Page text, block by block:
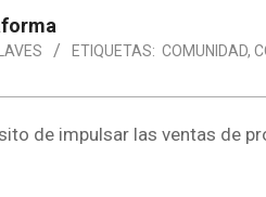
ETIQUETAS: COMUNIDAD,
de impulsar las ventas de